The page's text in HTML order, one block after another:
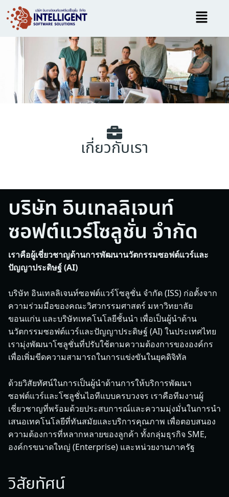
Skip
to
content
Menu
เกี่ยวกับเรา
บริษัท อินเทลลิเจนท์
ซอฟต์แวร์โซลูชั่น จำกัด
เราคือผู้เชี่ยวชาญด้านการพัฒนานวัตกรรมซอฟต์แวร์และ
ปัญญาประดิษฐ์ (AI)
บริษัท อินเทลลิเจนท์ซอฟต์แวร์โซลูชั่น จำกัด (ISS) ก่อตั้งจาก
ความร่วมมือของคณะวิศวกรรมศาสตร์ มหาวิทยาลัย
ขอนแก่น และบริษัทเทคโนโลยีชั้นนำ เพื่อเป็นผู้นำด้าน
นวัตกรรมซอฟต์แวร์และปัญญาประดิษฐ์ (AI) ในประเทศไทย
เรามุ่งพัฒนาโซลูชั่นที่ปรับใช้ตามความต้องการขององค์กร
เพื่อเพิ่มขีดความสามารถในการแข่งขันในยุคดิจิทัล
ด้วยวิสัยทัศน์ในการเป็นผู้นำด้านการให้บริการพัฒนา
ซอฟต์แวร์และโซลูชั่นไอทีแบบครบวงจร เราคือทีมงานผู้
เชี่ยวชาญที่พร้อมด้วยประสบการณ์และความมุ่งมั่นในการนำ
เสนอเทคโนโลยีที่ทันสมัยและบริการคุณภาพ เพื่อตอบสนอง
ความต้องการที่หลากหลายของลูกค้า ทั้งกลุ่มธุรกิจ SME,
องค์กรขนาดใหญ่ (Enterprise) และหน่วยงานภาครัฐ
วิสัยทัศน์